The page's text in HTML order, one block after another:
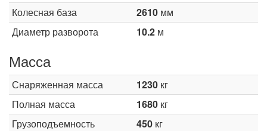
Колесная база
2610 мм
Диаметр разворота
10.2 м
Масса
Снаряженная масса 1230 кг
Полная масса
1680 кг
Грузоподъемность
450 кг